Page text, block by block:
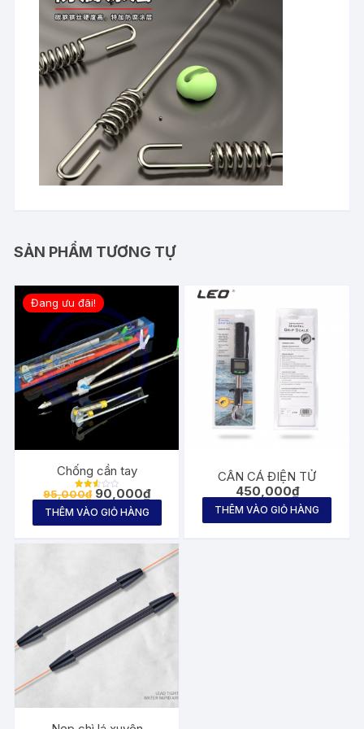
SẢN PHẨM TƯƠNG TỰ
Đang ưu đãi!
Chống cần tay
Được
hạng
5
95,000₫Giá
gốc
là:
95,000₫.
90,000₫Giá
hiện
là:
90,000₫.
THÊM VÀO GIỎ HÀNG
CÂN CÁ ĐIỆN TỬ
450,000₫
THÊM VÀO GIỎ HÀNG